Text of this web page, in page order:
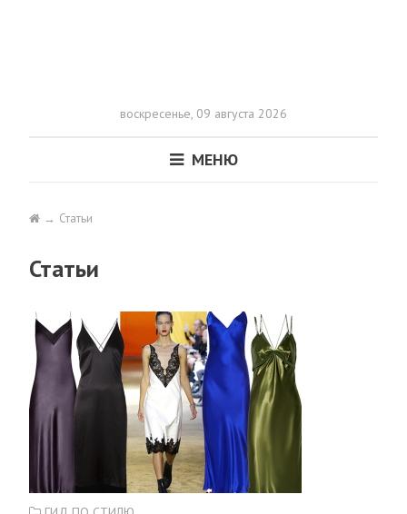
воскресенье, 09 августа 2026
МЕНЮ
Статьи
Статьи